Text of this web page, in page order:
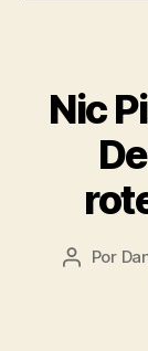
Nic
Autor
Por